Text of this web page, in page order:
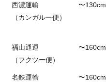
西濃運輸
（カンガルー便）
〜130cm
福山通運
（フクツー便）
〜160cm
名鉄運輸
〜160cm